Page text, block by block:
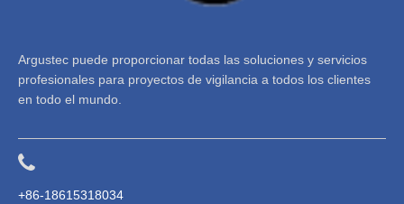
Argustec puede proporcionar todas las soluciones y servicios
profesionales para proyectos de vigilancia a todos los clientes
en todo el mundo.
+86-18615318034